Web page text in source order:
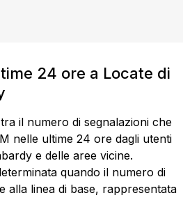
24 ore a Locate di
il numero di segnalazioni che
nelle ultime 24 ore dagli utenti
e delle aree vicine.
quando il numero di
alla linea di base, rappresentata